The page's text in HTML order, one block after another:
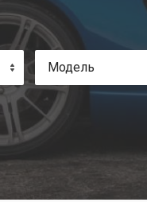
Модель